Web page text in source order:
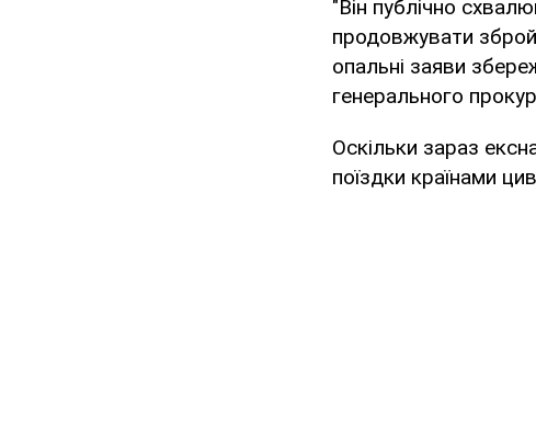
"Він публічно
продовжувати
опальні заяви
генерального
Оскільки зараз
поїздки країнами